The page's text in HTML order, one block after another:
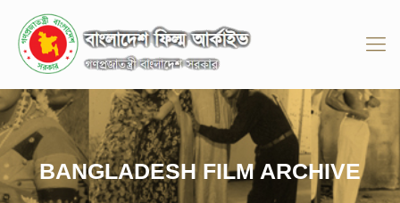
BANGLADESH FILM ARCHIVE